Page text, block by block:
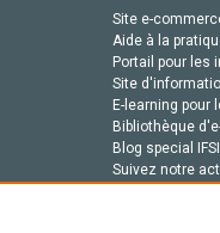
Site e-
Aide à la
Portail pour les
Site
E-learning pour
Bibliothèque
Blog special
Suivez notre